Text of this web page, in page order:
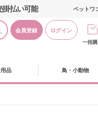
掛払い可能
会員登録 ログイン
ペットワ
一括購
品 鳥・小動物